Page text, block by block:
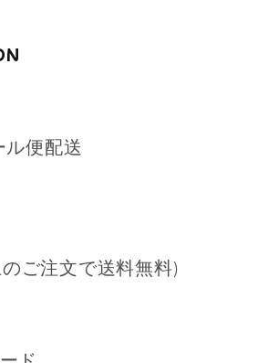
便配送
ご注文で送料無料)